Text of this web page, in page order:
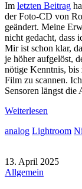
Im letzten Beitrag
der Foto-CD von
geändert. Meine
nicht gedacht, dass
Mir ist schon klar,
je höher aufgelöst,
nötige Kenntnis, bis
Film zu scannen.
Sensoren längst
Weiterlesen
analog Lightroom
13. April 2025
Allgemein